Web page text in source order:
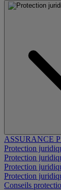
ASSURANCE
Protection
Protection
Protection
Protection
Conseils